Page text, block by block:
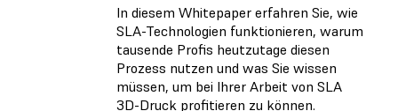
In diesem Whitepaper erfahren Sie, wie
SLA-Technologien funktionieren, warum
tausende Profis heutzutage diesen
Prozess nutzen und was Sie wissen
müssen, um bei Ihrer Arbeit von SLA
3D-Druck profitieren zu können.